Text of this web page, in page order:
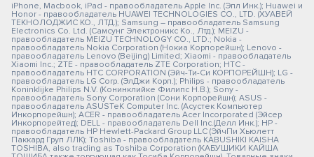
iPhone, Macbook, iPad - правообладатель Apple Inc. (Эпл Инк.); Huawei и
Honor - правообладатель HUAWEI TECHNOLOGIES CO., LTD. (ХУАВЕЙ
ТЕКНОЛОДЖИС КО., ЛТД.); Samsung – правообладатель Samsung
Electronics Co. Ltd. (Самсунг Электроникс Ко., Лтд.); MEIZU -
правообладатель MEIZU TECHNOLOGY CO., LTD.; Nokia -
правообладатель Nokia Corporation (Нокиа Корпорейшн); Lenovo -
правообладатель Lenovo (Beijing) Limited; Xiaomi - правообладатель
Xiaomi Inc.; ZTE - правообладатель ZTE Corporation; HTC -
правообладатель HTC CORPORATION (Эйч-Ти-Си КОРПОРЕЙШН); LG -
правообладатель LG Corp. (ЭлДжи Корп.); Philips - правообладатель
Koninklijke Philips N.V. (Конинклийке Филипс Н.В.); Sony -
правообладатель Sony Corporation (Сони Корпорейшн); ASUS -
правообладатель ASUSTeK Computer Inc. (Асустек Компьютер
Инкорпорейшн); ACER - правообладатель Acer Incorporated (Эйсер
Инкорпорейтед); DELL - правообладатель Dell Inc.(Делл Инк.); HP -
правообладатель HP Hewlett-Packard Group LLC (ЭйчПи Хьюлетт
Паккард Груп ЛЛК); Toshiba - правообладатель KABUSHIKI KAISHA
TOSHIBA, also trading as Toshiba Corporation (КАБУШИКИ КАЙША